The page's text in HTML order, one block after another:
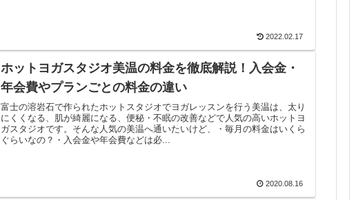
2022.02.17
ホットヨガスタジオ美温の料金を徹底解説！入会金・
年会費やプランごとの料金の違い
富士の溶岩石で作られたホットスタジオでヨガレッスンを行う美温は、太り
にくくなる、肌が綺麗になる、便秘・不眠の改善などで人気の高いホットヨ
ガスタジオです。そんな人気の美温へ通いたいけど、・毎月の料金はいくら
ぐらいなの？・入会金や年会費などは必...
2020.08.16